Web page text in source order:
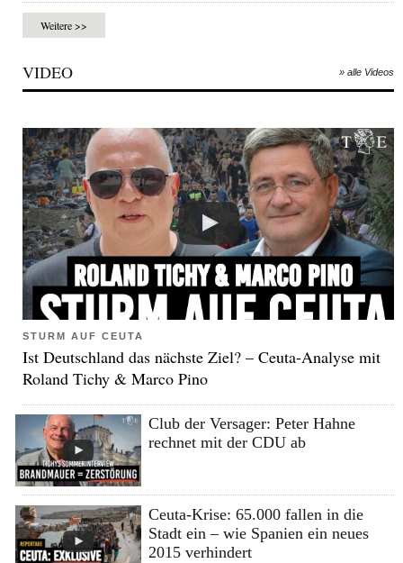
Weitere >>
VIDEO » alle Videos
STURM AUF CEUTA
Ist Deutschland das nächste Ziel? – Ceuta-Analyse mit
Roland Tichy & Marco Pino
Club der Versager: Peter Hahne
rechnet mit der CDU ab
Ceuta-Krise: 65.000 fallen in die
Stadt ein – wie Spanien ein neues
2015 verhindert